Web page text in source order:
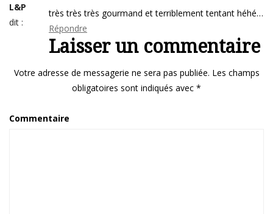
L&P
dit :
très très très gourmand et terriblement tentant héhé…
Répondre
Laisser un commentaire
Votre adresse de messagerie ne sera pas publiée. Les champs
obligatoires sont indiqués avec *
Commentaire